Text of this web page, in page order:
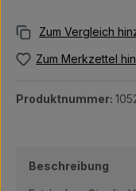
Zum Merkzettel
Produktnummer:
Beschreibung